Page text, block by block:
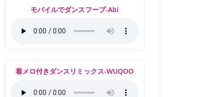
モバイルでダンスフープ-Abi
着メロ付きダンスリミックス-WUQOO